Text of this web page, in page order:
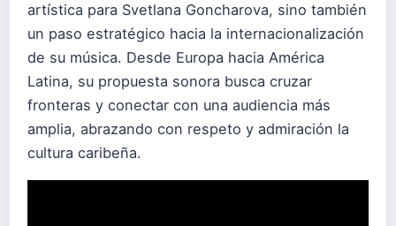
artística para Svetlana Goncharova, sino también
un paso estratégico hacia la internacionalización
de su música. Desde Europa hacia América
Latina, su propuesta sonora busca cruzar
fronteras y conectar con una audiencia más
amplia, abrazando con respeto y admiración la
cultura caribeña.